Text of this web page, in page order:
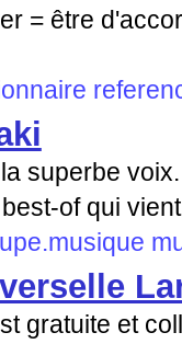
= être
superbe
of qui
gratuite et